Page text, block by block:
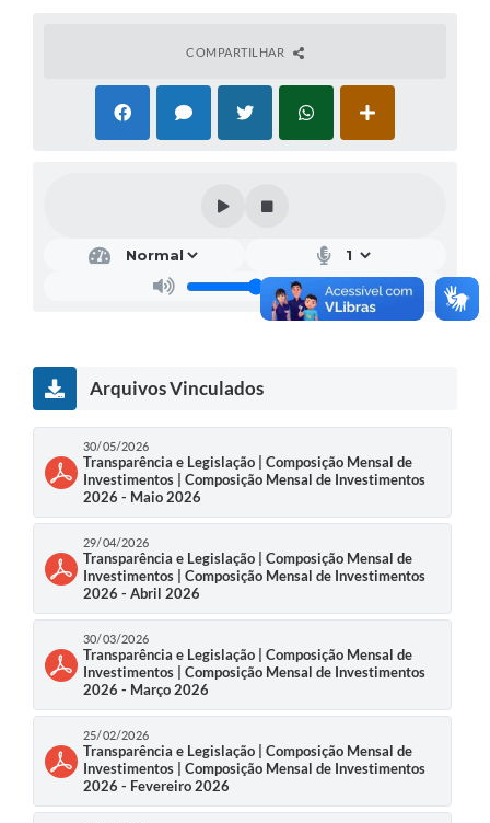
COMPARTILHAR
Arquivos Vinculados
30/05/2026
Transparência e Legislação | Composição Mensal de
Investimentos | Composição Mensal de Investimentos
2026 - Maio 2026
29/04/2026
Transparência e Legislação | Composição Mensal de
Investimentos | Composição Mensal de Investimentos
2026 - Abril 2026
30/03/2026
Transparência e Legislação | Composição Mensal de
Investimentos | Composição Mensal de Investimentos
2026 - Março 2026
25/02/2026
Transparência e Legislação | Composição Mensal de
Investimentos | Composição Mensal de Investimentos
2026 - Fevereiro 2026